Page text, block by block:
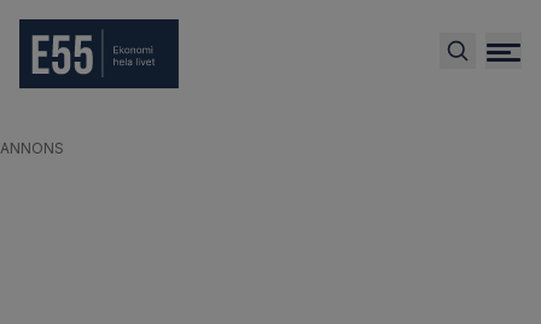
ANNONS